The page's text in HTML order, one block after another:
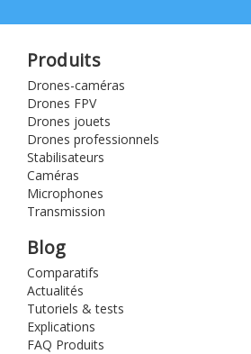
Produits
Drones-caméras
Drones FPV
Drones jouets
Drones professionnels
Stabilisateurs
Caméras
Microphones
Transmission
Blog
Comparatifs
Actualités
Tutoriels & tests
Explications
FAQ Produits